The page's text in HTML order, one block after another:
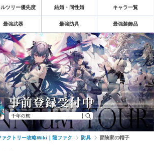
ルツリー優先度 結婚・同性婚 キャラ一覧
最強武器 最強防具 最強装飾品
ァクトリー攻略Wiki｜龍ファク 防具 冒険家の帽子